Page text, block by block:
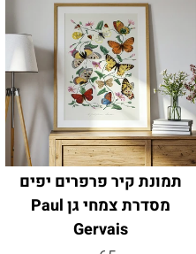
תמונת קיר פרפרים יפים
מסדרת צמחי גן Paul
Gervais